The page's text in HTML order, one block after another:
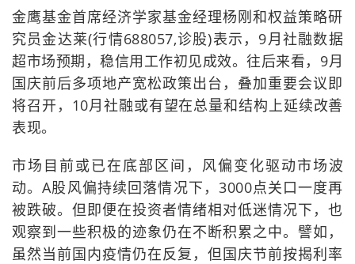
金鹰基金首席经济学家基金经理杨刚和权益策略研
究员金达莱(行情688057,诊股)表示，9月社融数据
超市场预期，稳信用工作初见成效。往后来看，9月
国庆前后多项地产宽松政策出台，叠加重要会议即
将召开，10月社融或有望在总量和结构上延续改善
表现。
市场目前或已在底部区间，风偏变化驱动市场波
动。A股风偏持续回落情况下，3000点关口一度再
被跌破。但即便在投资者情绪相对低迷情况下，也
观察到一些积极的迹象仍在不断积累之中。譬如，
虽然当前国内疫情仍在反复，但国庆节前按揭利率